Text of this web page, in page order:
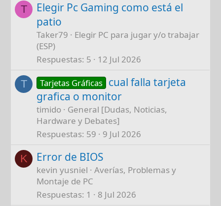
T
Elegir Pc Gaming como está el
patio
Taker79
Elegir PC para jugar y/o trabajar
(ESP)
Respuestas 5 12 Jul 2026
T Tarjetas Gráficas cual falla tarjeta
grafica o monitor
timido
General [Dudas, Noticias,
Hardware y Debates]
Respuestas 59 9 Jul 2026
K Error de BIOS
kevin yusniel
Averías, Problemas y
Montaje de PC
Respuestas 1 8 Jul 2026